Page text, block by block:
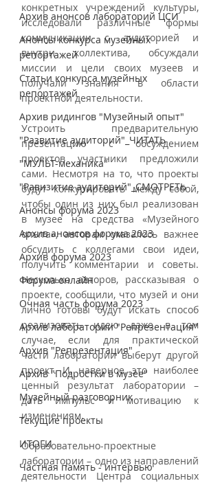
Архив анонсов лабораторий ЦСИ
Анонсы конкурса музейных
репортажей
Статьи конкурса музейных
репортажей
Архив ридингов "Музейный опыт"
"Развитие аудиторий"_ЧИТАТЬ
"МУЛЬТ-механика"
"Равизитие аудиторий"_СМОТРЕТЬ
Анонсы форума 2023
Архив анонсов форума 2023
Архив форума 2023
Форума онлайн
Очная часть форума 2023
Архив лаборатории "Репрезентация"
Архив "Репрезентация"
Архив "Подростки в музее"
Музейный разговорник
Текущие проекты
ИТОГИ
Частная память - интервью
конкретных учреждений культуры,
исследовали различные формы
коммуникации с аудиторией и
внутри коллектива, обсуждали
миссии и цели своих музеев и
получали знания в области
проектной деятельности.
Устроить предварительную
презентацию с обсуждением
проектов участники предложили
сами. Несмотря на то, что проекты
будут конкурировать между собой,
чтобы один из них был реализован
в музее на средства «Музейного
опыта», авторам оказалось важнее
обсудить с коллегами свои идеи,
получить комментарии и советы.
Несколько авторов, рассказывая о
проекте, сообщили, что музей и они
лично готовы будут искать способ
реализовать идею даже в том
случае, если для практической
части лаборатории выберут другой
проект. И, наверное, это наиболее
ценный результат лаборатории –
дать импульс и мотивацию к
изменениям.
Образовательно-проектные
лаборатории – одно из направлений
деятельности Центра социальных